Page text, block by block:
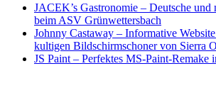
JACEK’s Gastronomie – Deutsche und
beim ASV Grünwettersbach
Johnny Castaway – Informative
kultigen Bildschirmschoner von Sierra
JS Paint – Perfektes MS-Paint-Remake